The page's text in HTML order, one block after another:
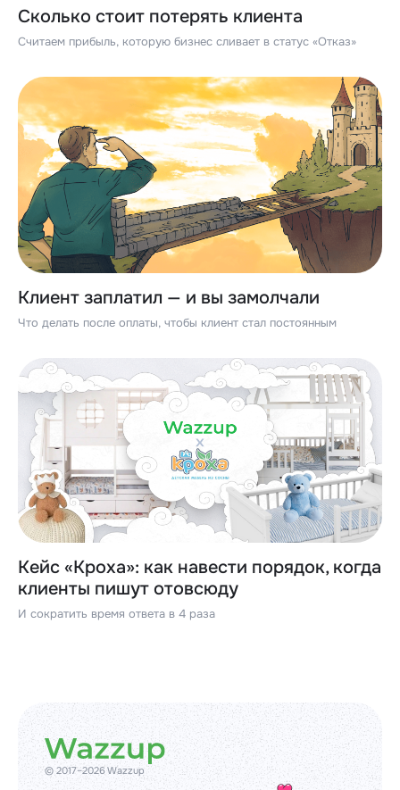
Сколько стоит потерять клиента
Считаем прибыль, которую бизнес сливает в статус «Отказ»
Клиент заплатил — и вы замолчали
Что делать после оплаты, чтобы клиент стал постоянным
Кейс «Кроха»: как навести порядок, когда
клиенты пишут отовсюду
И сократить время ответа в 4 раза
© 2017–2026 Wazzup